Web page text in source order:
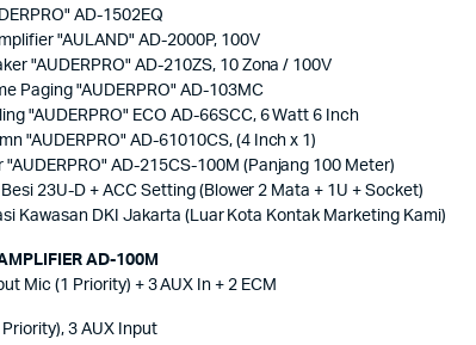
AD-1502EQ
"AULAND" AD-2000P, 100V
"AUDERPRO" AD-210ZS, 10 Zona / 100V
Paging "AUDERPRO" AD-103MC
"AUDERPRO" ECO AD-66SCC, 6 Watt 6 Inch
"AUDERPRO" AD-61010CS, (4 Inch x 1)
"AUDERPRO" AD-215CS-100M (Panjang 100 Meter)
23U-D + ACC Setting (Blower 2 Mata + 1U + Socket)
Kawasan DKI Jakarta (Luar Kota Kontak Marketing Kami)
AD-100M
Mic (1 Priority) + 3 AUX In + 2 ECM
3 AUX Input